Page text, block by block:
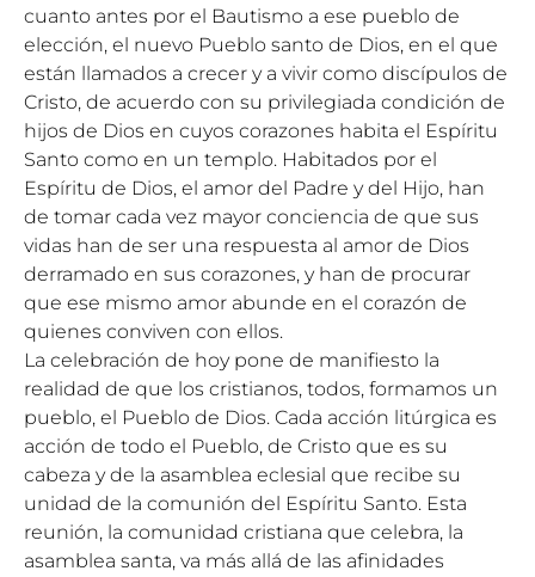
cuanto antes por el Bautismo a ese pueblo de
elección, el nuevo Pueblo santo de Dios, en el que
están llamados a crecer y a vivir como discípulos de
Cristo, de acuerdo con su privilegiada condición de
hijos de Dios en cuyos corazones habita el Espíritu
Santo como en un templo. Habitados por el
Espíritu de Dios, el amor del Padre y del Hijo, han
de tomar cada vez mayor conciencia de que sus
vidas han de ser una respuesta al amor de Dios
derramado en sus corazones, y han de procurar
que ese mismo amor abunde en el corazón de
quienes conviven con ellos.
La celebración de hoy pone de manifiesto la
realidad de que los cristianos, todos, formamos un
pueblo, el Pueblo de Dios. Cada acción litúrgica es
acción de todo el Pueblo, de Cristo que es su
cabeza y de la asamblea eclesial que recibe su
unidad de la comunión del Espíritu Santo. Esta
reunión, la comunidad cristiana que celebra, la
asamblea santa, va más allá de las afinidades